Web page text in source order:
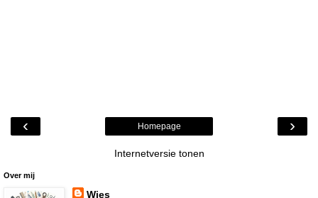
‹ ›
Homepage
Internetversie tonen
Over mij
Wies